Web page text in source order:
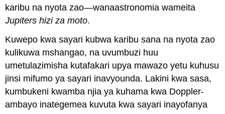
karibu na nyota zao—wanaastronomia wameita
Jupiters hizi za moto.
Kuwepo kwa sayari kubwa karibu sana na nyota zao
kulikuwa mshangao, na uvumbuzi huu
umetulazimisha kutafakari upya mawazo yetu kuhusu
jinsi mifumo ya sayari inavyounda. Lakini kwa sasa,
kumbukeni kwamba njia ya kuhama kwa Doppler-
ambayo inategemea kuvuta kwa sayari inayofanya